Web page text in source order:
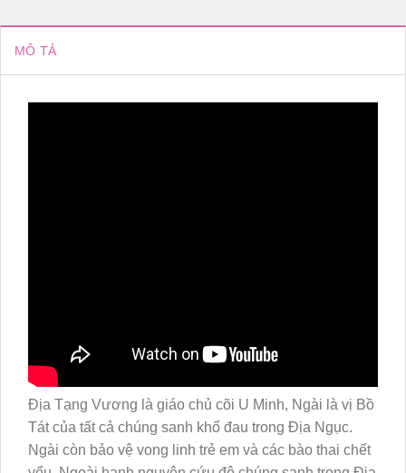
MÔ TẢ
Địa Tạng Vương là giáo chủ cõi U Minh, Ngài là vị Bồ
Tát của tất cả chúng sanh khổ đau trong Địa Ngục.
Ngài còn bảo vệ vong linh trẻ em và các bào thai chết